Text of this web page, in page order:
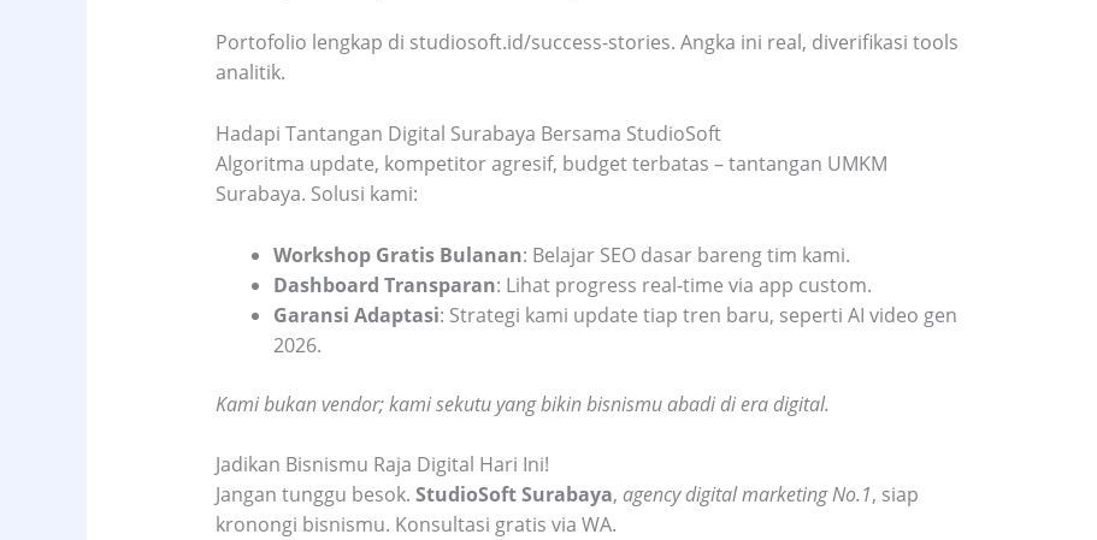
Portofolio lengkap di studiosoft.id/success-stories. Angka ini real, diverifikasi tools
analitik.
Hadapi Tantangan Digital Surabaya Bersama StudioSoft
Algoritma update, kompetitor agresif, budget terbatas – tantangan UMKM
Surabaya. Solusi kami:
Workshop Gratis Bulanan: Belajar SEO dasar bareng tim kami.
Dashboard Transparan: Lihat progress real-time via app custom.
Garansi Adaptasi: Strategi kami update tiap tren baru, seperti AI video gen
2026.
Kami bukan vendor; kami sekutu yang bikin bisnismu abadi di era digital.
Jadikan Bisnismu Raja Digital Hari Ini!
Jangan tunggu besok. StudioSoft Surabaya, agency digital marketing No.1, siap
kronongi bisnismu. Konsultasi gratis via WA.